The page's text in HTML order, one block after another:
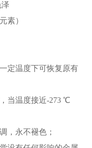
素）
定温度下可恢复原有
当温度接近-273 ℃
，永不褪色；